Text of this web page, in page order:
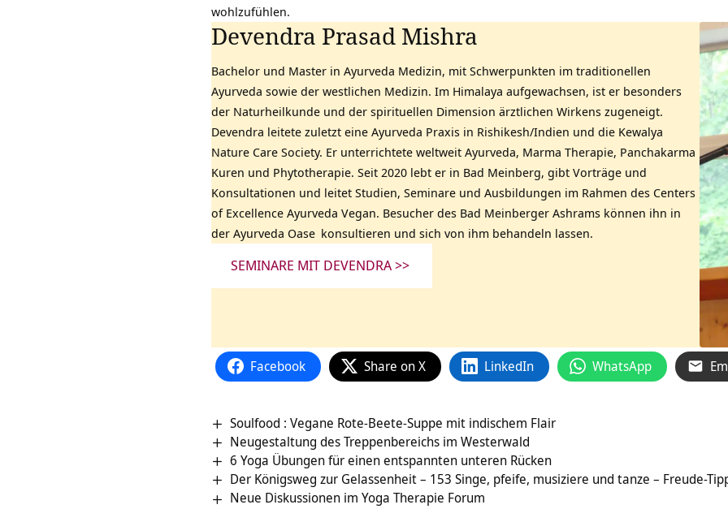
wohlzufühlen.
Devendra Prasad Mishra
Bachelor und Master in Ayurveda Medizin, mit Schwerpunkten im traditionellen
Ayurveda sowie der westlichen Medizin. Im Himalaya aufgewachsen, ist er besonders
der Naturheilkunde und der spirituellen Dimension ärztlichen Wirkens zugeneigt.
Devendra leitete zuletzt eine Ayurveda Praxis in Rishikesh/Indien und die Kewalya
Nature Care Society. Er unterrichtete weltweit Ayurveda, Marma Therapie, Panchakarma
Kuren und Phytotherapie. Seit 2020 lebt er in Bad Meinberg, gibt Vorträge und
Konsultationen und leitet Studien, Seminare und Ausbildungen im Rahmen des Centers
of Excellence Ayurveda Vegan. Besucher des Bad Meinberger Ashrams können ihn in
der Ayurveda Oase konsultieren und sich von ihm behandeln lassen.
SEMINARE MIT DEVENDRA >>
Facebook Share on X LinkedIn WhatsApp
Soulfood : Vegane Rote-Beete-Suppe mit indischem Flair
Neugestaltung des Treppenbereichs im Westerwald
6 Yoga Übungen für einen entspannten unteren Rücken
Der Königsweg zur Gelassenheit – 153 Singe, pfeife, musiziere und tanze – Freude-
Neue Diskussionen im Yoga Therapie Forum